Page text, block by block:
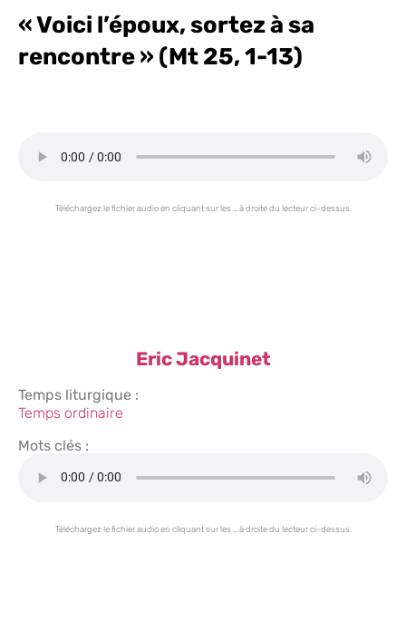
« Voici l’époux, sortez à sa
rencontre » (Mt 25, 1-13)
Téléchargez le fichier audio en cliquant sur les … à droite du lecteur ci-dessus.
Eric Jacquinet
Temps liturgique :
Temps ordinaire
Mots clés :
Téléchargez le fichier audio en cliquant sur les … à droite du lecteur ci-dessus.